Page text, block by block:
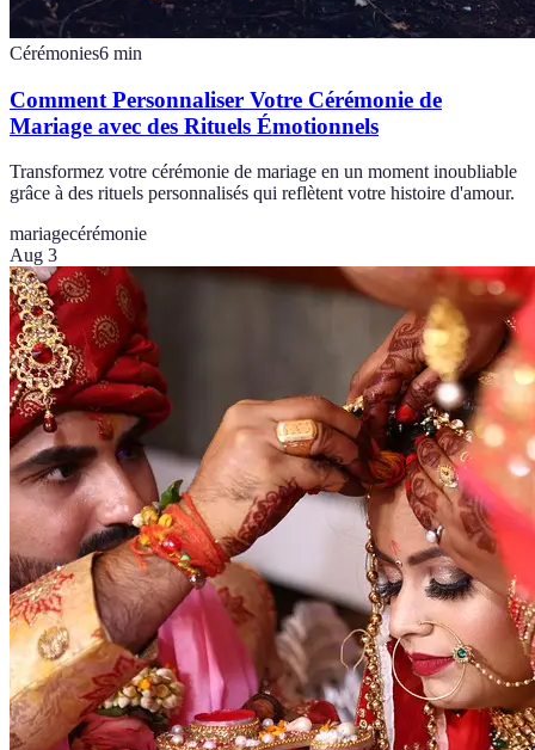
Cérémonies6 min
Comment Personnaliser Votre Cérémonie de
Mariage avec des Rituels Émotionnels
Transformez votre cérémonie de mariage en un moment inoubliable
grâce à des rituels personnalisés qui reflètent votre histoire d'amour.
mariagecérémonie
Aug 3